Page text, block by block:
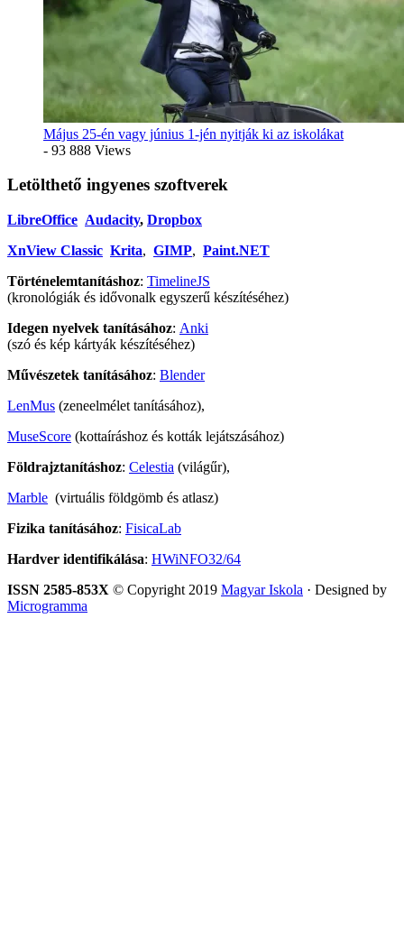
Május 25-én vagy június 1-jén nyitják ki az iskolákat
- 93 888 Views
Letölthető ingyenes szoftverek
LibreOffice Audacity, Dropbox
XnView Classic Krita, GIMP, Paint.NET
Történelemtanításhoz: TimelineJS
(kronológiák és idővonalk egyszerű készítéséhez)
Idegen nyelvek tanításához: Anki
(szó és kép kártyák készítéséhez)
Művészetek tanításához: Blender
LenMus (zeneelmélet tanításához),
MuseScore (kottaíráshoz és kották lejátszásához)
Földrajztanításhoz: Celestia (világűr),
Marble (virtuális földgömb és atlasz)
Fizika tanításához: FisicaLab
Hardver identifikálása: HWiNFO32/64
ISSN 2585-853X © Copyright 2019 Magyar Iskola · Designed by
Microgramma